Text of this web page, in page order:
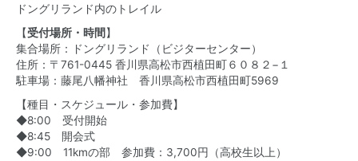
ドングリランド内のトレイル
【受付場所・時間 】
集合場所：
ドングリランド（ビジターセンター）
住所：〒761-0445 香川県高松市西植田町６０８２−１
駐車場： 藤尾八幡神社 香川県高松市西植田町5969
【種目・スケジュール・参加費】
◆8:00 受付開始
◆8:45 開会式
◆9:00 11kmの部 参加費：3,700円（高校生以上）